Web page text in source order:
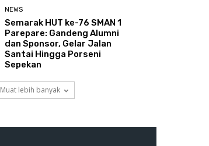
NEWS
Semarak HUT ke-76 SMAN 1
Parepare: Gandeng Alumni
dan Sponsor, Gelar Jalan
Santai Hingga Porseni
Sepekan
Muat lebih banyak